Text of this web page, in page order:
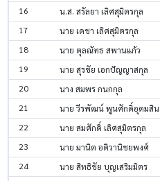
16 น.ส. สรัลยา เลิศสุมิตรกุล
17 นาย เดชา เลิศสุมิตรกุล
18 นาย ตุลณัทธ สพานแก้ว
19 นาย สุรชัย เอกปัญญาสกุล
20 นาง สมพร กนกกุล
21 นาย วีรพัฒน์ พูนศักดิ์อุดมสิน
22 นาย สมศักดิ์ เลิศสุมิตรกุล
23 นาย มานิต อติวานิชยพงศ์
24 นาย สิทธิชัย บุญเสริมมิตร